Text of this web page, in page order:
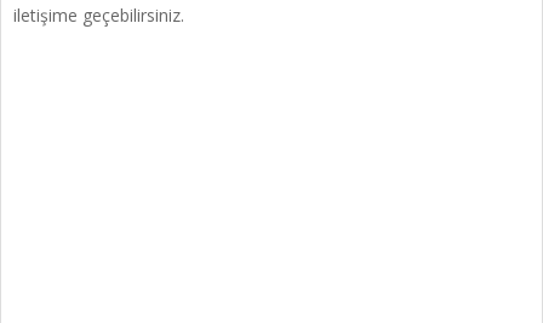
iletişime geçebilirsiniz.